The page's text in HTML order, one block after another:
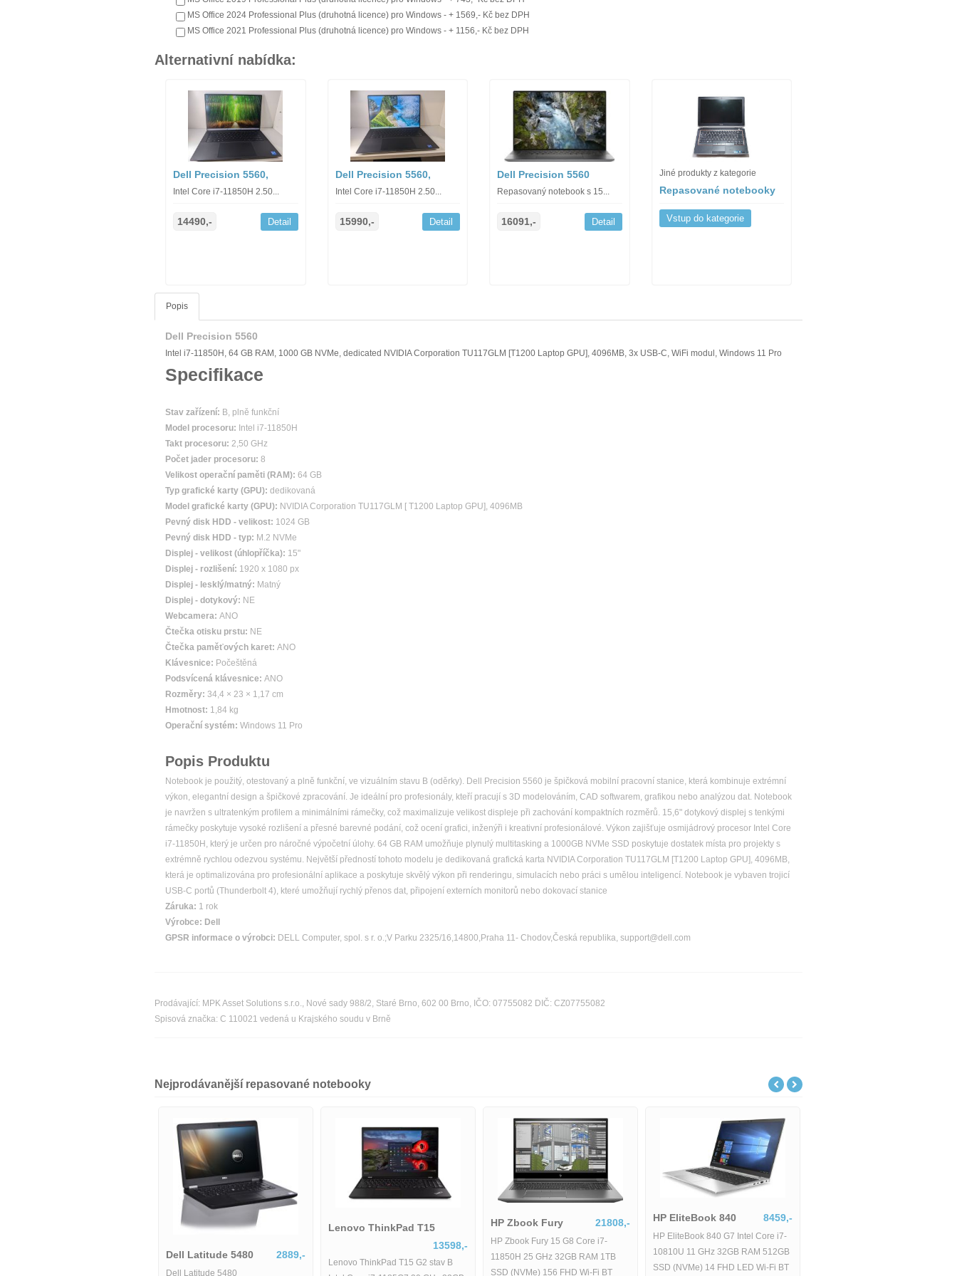
MS Office 2024 Professional Plus (druhotná licence) pro Windows - + 1569,- Kč bez DPH
MS Office 2021 Professional Plus (druhotná licence) pro Windows - + 1156,- Kč bez DPH
Alternativní nabídka:
Dell Precision 5560,
Intel Core i7-11850H 2.50...
14490,- Detail
Dell Precision 5560,
Intel Core i7-11850H 2.50...
15990,- Detail
Dell Precision 5560
Repasovaný notebook s 15...
16091,- Detail
Jiné produkty z kategorie
Repasované notebooky
Vstup do kategorie
Popis
Dell Precision 5560
Intel i7-11850H, 64 GB RAM, 1000 GB NVMe, dedicated NVIDIA Corporation TU117GLM [T1200 Laptop GPU], 4096MB, 3x USB-C, WiFi modul, Windows 11 Pro
Specifikace
Stav zařízení: B, plně funkční
Model procesoru: Intel i7-11850H
Takt procesoru: 2,50 GHz
Počet jader procesoru: 8
Velikost operační paměti (RAM): 64 GB
Typ grafické karty (GPU): dedikovaná
Model grafické karty (GPU): NVIDIA Corporation TU117GLM [ T1200 Laptop GPU], 4096MB
Pevný disk HDD - velikost: 1024 GB
Pevný disk HDD - typ: M.2 NVMe
Displej - velikost (úhlopříčka): 15"
Displej - rozlišení: 1920 x 1080 px
Displej - lesklý/matný: Matný
Displej - dotykový: NE
Webcamera: ANO
Čtečka otisku prstu: NE
Čtečka paměťových karet: ANO
Klávesnice: Počeštěná
Podsvícená klávesnice: ANO
Rozměry: 34,4 × 23 × 1,17 cm
Hmotnost: 1,84 kg
Operační systém: Windows 11 Pro
Popis Produktu
Notebook je použitý, otestovaný a plně funkční, ve vizuálním stavu B (oděrky). Dell Precision 5560 je špičková mobilní pracovní stanice, která kombinuje extrémní
výkon, elegantní design a špičkové zpracování. Je ideální pro profesionály, kteří pracují s 3D modelováním, CAD softwarem, grafikou nebo analýzou dat. Notebook
je navržen s ultratenkým profilem a minimálními rámečky, což maximalizuje velikost displeje při zachování kompaktních rozměrů. 15,6" dotykový displej s tenkými
rámečky poskytuje vysoké rozlišení a přesné barevné podání, což ocení grafici, inženýři i kreativní profesionálové. Výkon zajišťuje osmijádrový procesor Intel Core
i7-11850H, který je určen pro náročné výpočetní úlohy. 64 GB RAM umožňuje plynulý multitasking a 1000GB NVMe SSD poskytuje dostatek místa pro projekty s
extrémně rychlou odezvou systému. Největší předností tohoto modelu je dedikovaná grafická karta NVIDIA Corporation TU117GLM [T1200 Laptop GPU], 4096MB,
která je optimalizována pro profesionální aplikace a poskytuje skvělý výkon při renderingu, simulacích nebo práci s umělou inteligencí. Notebook je vybaven trojicí
USB-C portů (Thunderbolt 4), které umožňují rychlý přenos dat, připojení externích monitorů nebo dokovací stanice
Záruka: 1 rok
Výrobce: Dell
GPSR informace o výrobci: DELL Computer, spol. s r. o.;V Parku 2325/16,14800,Praha 11- Chodov,Česká republika, support@dell.com
Prodávající: MPK Asset Solutions s.r.o., Nové sady 988/2, Staré Brno, 602 00 Brno, IČO: 07755082 DIČ: CZ07755082
Spisová značka: C 110021 vedená u Krajského soudu v Brně
Nejprodávanější repasované notebooky
Dell Latitude 5480 2889,-
Dell Latitude 5480
Lenovo ThinkPad T15
13598,-
Lenovo ThinkPad T15 G2 stav B
HP Zbook Fury 21808,-
HP Zbook Fury 15 G8 Core i7-
11850H 25 GHz 32GB RAM 1TB
SSD (NVMe) 156 FHD Wi-Fi BT
HP EliteBook 840 8459,-
HP EliteBook 840 G7 Intel Core i7-
10810U 11 GHz 32GB RAM 512GB
SSD (NVMe) 14 FHD LED Wi-Fi BT